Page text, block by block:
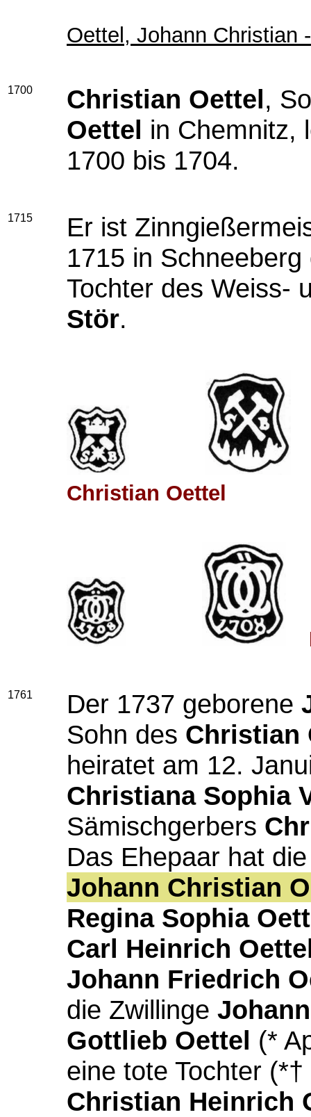
Oettel, Johann Christian
1700 Christian Oettel,
Oettel in Chemnitz,
1700 bis 1704.
1715
Er ist
1715 in
Tochter des Weiss-
Stör.
Christian Oettel
1761 Der 1737 geborene
Sohn des Christian
heiratet am 12.
Christiana Sophia
Sämischgerbers
Das Ehepaar hat
Johann Christian
Regina Sophia
Carl Heinrich
Johann Friedrich
die Zwillinge
Gottlieb Oettel (*
eine tote Tochter
Christian Heinrich